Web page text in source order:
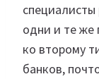
одни и те же
ко второму
банков,